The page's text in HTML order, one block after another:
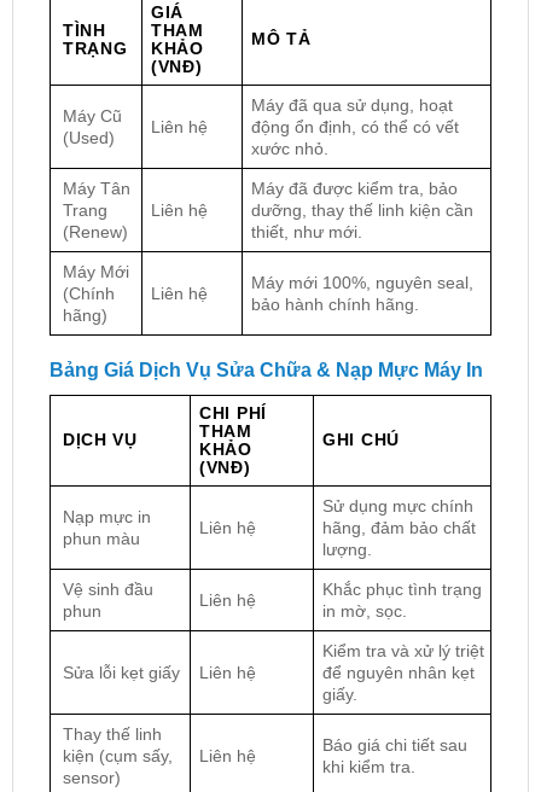
TÌNH
TRẠNG
GIÁ
THAM
KHẢO
(VNĐ)
MÔ TẢ
Máy Cũ
(Used)
Liên hệ
Máy đã qua sử dụng, hoạt
động ổn định, có thể có vết
xước nhỏ.
Máy Tân
Trang
(Renew)
Liên hệ
Máy đã được kiểm tra, bảo
dưỡng, thay thế linh kiện cần
thiết, như mới.
Máy Mới
(Chính
hãng)
Liên hệ
Máy mới 100%, nguyên seal,
bảo hành chính hãng.
Bảng Giá Dịch Vụ Sửa Chữa & Nạp Mực Máy In
DỊCH VỤ
CHI PHÍ
THAM
KHẢO
(VNĐ)
GHI CHÚ
Nạp mực in
phun màu
Liên hệ
Sử dụng mực chính
hãng, đảm bảo chất
lượng.
Vệ sinh đầu
phun
Liên hệ
Khắc phục tình trạng
in mờ, sọc.
Sửa lỗi kẹt giấy Liên hệ
Kiểm tra và xử lý triệt
để nguyên nhân kẹt
giấy.
Thay thế linh
kiện (cụm sấy,
sensor)
Liên hệ
Báo giá chi tiết sau
khi kiểm tra.